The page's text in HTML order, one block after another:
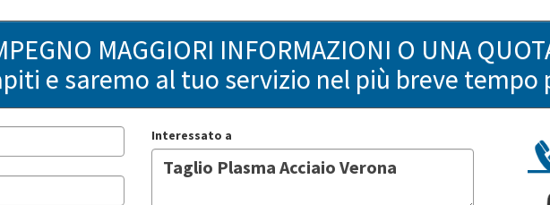
MAGGIORI INFORMAZIONI O UNA
e saremo al tuo servizio nel più breve tempo
Interessato a